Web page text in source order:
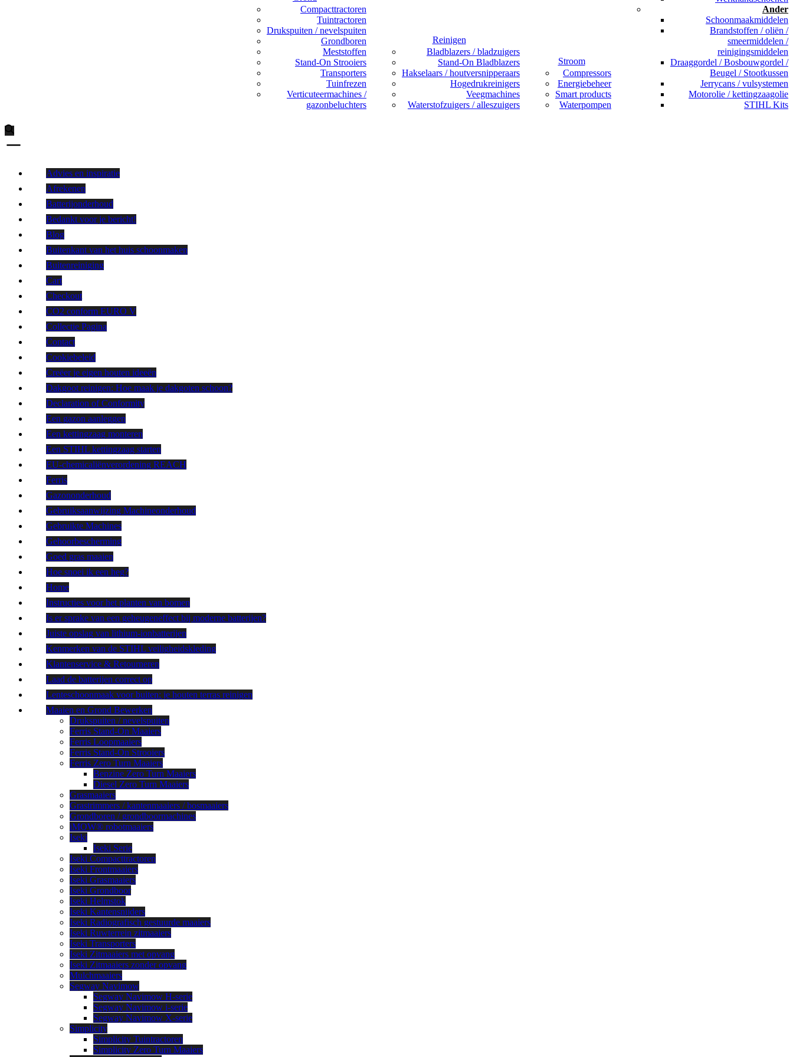
Compacttractoren
Tuintractoren
Drukspuiten / nevelspuiten
Grondboren
Meststoffen
Stand-On Strooiers
Transporters
Tuinfrezen
Verticuteermachines /
gazonbeluchters
Reinigen
Bladblazers / bladzuigers
Stand-On Bladblazers
Hakselaars / houtversnipperaars
Hogedrukreinigers
Veegmachines
Waterstofzuigers / alleszuigers
Stroom
Compressors
Energiebeheer
Smart products
Waterpompen
Ander
Schoonmaakmiddelen
Brandstoffen / oliën /
smeermiddelen /
reinigingsmiddelen
Draaggordel / Bosbouwgordel /
Beugel / Stootkussen
Jerrycans / vulsystemen
Motorolie / kettingzaagolie
STIHL Kits
Advies en inspiratie
Afrekenen
Batterijonderhoud
Bedankt voor je bericht!
Blog
Buitenkant van het huis schoonmaken
Buitenreiniging
Cart
Checkout
CO2 conform EURO V
Collectie Pagina
Contact
Cookiebeleid
Creëer je eigen houten ideeën
Dakgoot reinigen: Hoe maak je dakgoten schoon?
Declaration of Conformity
Een gazon aanleggen
Een kettingzaag monteren
Een STIHL kettingzaag starten
EU-chemicaliënverordening REACH
Ferris
Gazononderhoud
Gebruiksaanwijzing Machineonderhoud
Gebruikte Machines
Gehoorbescherming
Goed gras maaien
Hoe snoei ik een heg?
Home
Instructies voor het planten van bomen
Is er sprake van een geheugeneffect bij moderne batterijen?
Juiste opslag van lithium-ionbatterijen
Kenmerken van de STIHL veiligheidskleding
Klantenservice & Retourneren
Laad de batterijen correct op
Lenteschoonmaak voor buiten: je houten terras reinigen
Maaien en Grond Bewerken
Drukspuiten / nevelspuiten
Ferris Stand-On Maaiers
Ferris Loopmaaiers
Ferris Stand-On Strooiers
Ferris Zero Turn Maaiers
Benzine Zero Turn Maaiers
Diesel Zero Turn Maaiers
Grasmaaiers
Grastrimmers / kantenmaaiers / bosmaaiers
Grondboren / grondboormachines
iMOW® robotmaaiers
Iseki
Iseki Serie
Iseki Compacttractoren
Iseki Frontmaaiers
Iseki Grasmaaiers
Iseki Grondboor
Iseki Helmstok
Iseki Kantensnijders
Iseki Radiografisch gestuurde maaiers
Iseki Ruwterrein zitmaaiers
Iseki Transporters
Iseki Zitmaaiers met opvang
Iseki Zitmaaiers zonder opvang
Mulchmaaiers
Segway Navimow
Segway Navimow H-serie
Segway Navimow i-serie
Segway Navimow X-serie
Simplicity
Simplicity Tuintractoren
Simplicity Zero Turn Maaiers